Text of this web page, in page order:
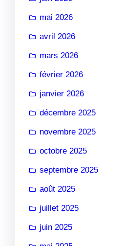
mai 2026
avril 2026
mars 2026
février 2026
janvier 2026
décembre 2025
novembre 2025
octobre 2025
septembre 2025
août 2025
juillet 2025
juin 2025